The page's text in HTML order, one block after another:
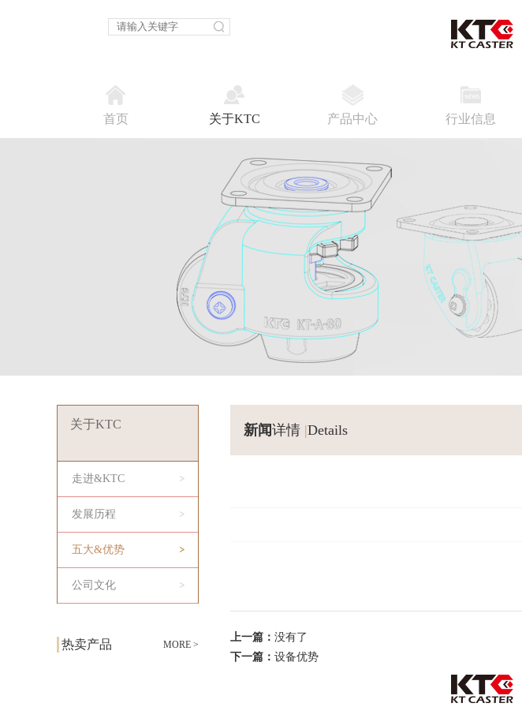
首页 关于KTC 产品中心 行业信息
关于KTC
走进&KTC
发展历程
五大&优势
公司文化
热卖产品 MORE >
新闻详情 |Details
上一篇： 没有了
下一篇： 设备优势